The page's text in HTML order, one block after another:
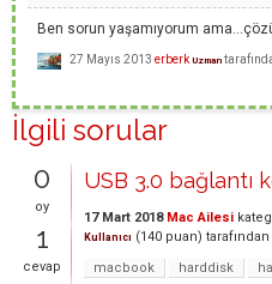
Ben sorun yaşamıyorum
27 Mayıs 2013 erberk Uzman
İlgili sorular
0
oy
1
cevap
USB 3.0 bağlantı
17 Mart 2018 Mac Ailesi
Kullanıcı (140 puan) tarafından
macbook
harddisk